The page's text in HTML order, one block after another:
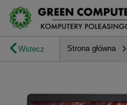
Wstecz Strona główna